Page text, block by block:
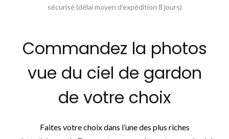
sécurisé (délai moyen d’expédition 8 jours)
Commandez la photos
vue du ciel de gardon
de votre choix
Faites votre choix dans l’une des plus riches